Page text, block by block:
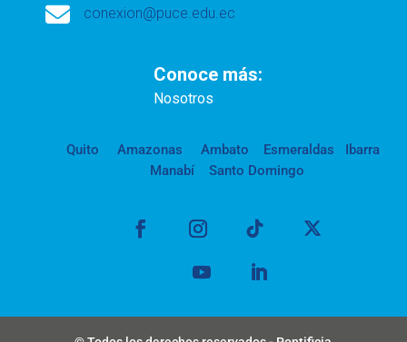
 conexion@puce.edu.ec
Conoce más:
Nosotros
Quito Amazonas Ambato Esmeraldas
Ibarra
Manabí
Santo Domingo